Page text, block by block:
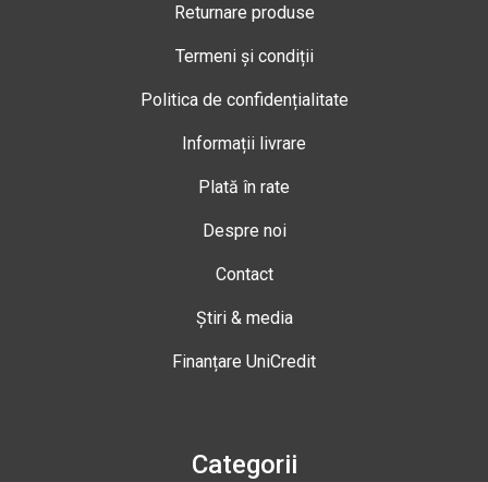
Returnare produse
Termeni și condiții
Politica de confidențialitate
Informații livrare
Plată în rate
Despre noi
Contact
Știri & media
Finanțare UniCredit
Categorii